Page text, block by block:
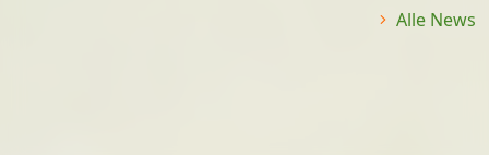
Alle News